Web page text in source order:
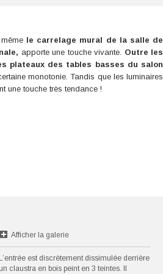
le carrelage mural de la salle de
apporte une touche vivante. Outre les
plateaux des tables basses du salon
monotonie. Tandis que les luminaires
une touche très tendance !
Afficher la galerie
L’entrée est discrètement dissimulée derrière
claustra en bois peint en 3 teintes. Il